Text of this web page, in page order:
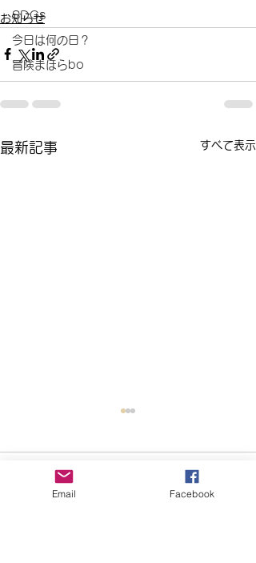
SDGs
今日は何の日？
冒険まほらbo
お知らせ
最新記事 すべて表示
コメント
Email Facebook